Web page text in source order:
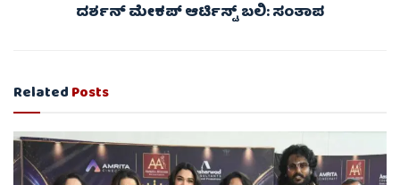
ದರ್ಶನ್ ಮೇಕಪ್ ಆರ್ಟಿಸ್ಟ್ ಬಲಿ: ಸಂತಾಪ
RelatedPosts